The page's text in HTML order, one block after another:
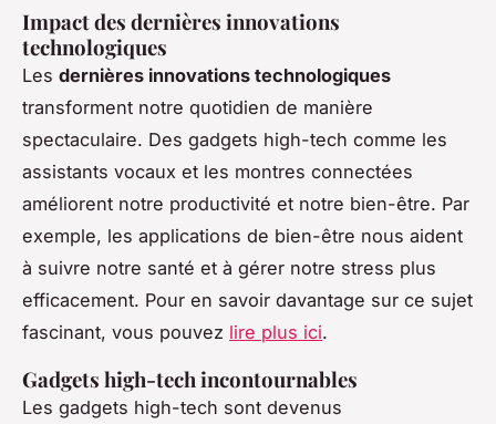
Impact des dernières innovations
technologiques
Les dernières innovations technologiques
transforment notre quotidien de manière
spectaculaire. Des gadgets high-tech comme les
assistants vocaux et les montres connectées
améliorent notre productivité et notre bien-être. Par
exemple, les applications de bien-être nous aident
à suivre notre santé et à gérer notre stress plus
efficacement. Pour en savoir davantage sur ce sujet
fascinant, vous pouvez lire plus ici.
Gadgets high-tech incontournables
Les gadgets high-tech sont devenus